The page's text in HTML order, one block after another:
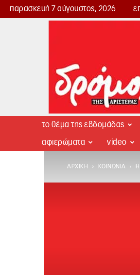
παρασκευή 7 αύγουστος, 2026
Δρόμος
το θέμα της εβδομάδας
αφιερώματα video
ΑΡΧΙΚΉ ΚΟΙΝΩΝΊΑ